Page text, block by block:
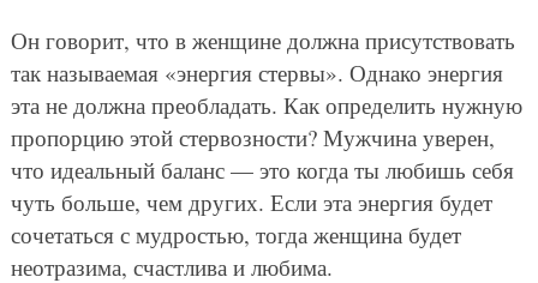
Он говорит, что в женщине должна присутствовать
так называемая «энергия стервы». Однако энергия
эта не должна преобладать. Как определить нужную
пропорцию этой стервозности? Мужчина уверен,
что идеальный баланс — это когда ты любишь себя
чуть больше, чем других. Если эта энергия будет
сочетаться с мудростью, тогда женщина будет
неотразима, счастлива и любима.